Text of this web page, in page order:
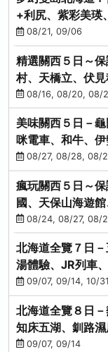
+利尻、紫彩美瑛
蟹吃到飽
08/21, 09/06
精選關西５日～
村、天橋立、伏
08/16, 08/20, 08/
美味關西５日－
咪電車、和牛、
08/27, 08/28, 08/
瘋玩關西５日～
國、天保山海遊
08/24, 08/27, 08/
北海道全覽７日
湯體驗、JR列車
蟹、卡哇依熊牧場
09/07, 09/14, 10/31
北海道全覽８日
知床五湖、釧路
爺花火、螃蟹懷石
09/07, 09/14